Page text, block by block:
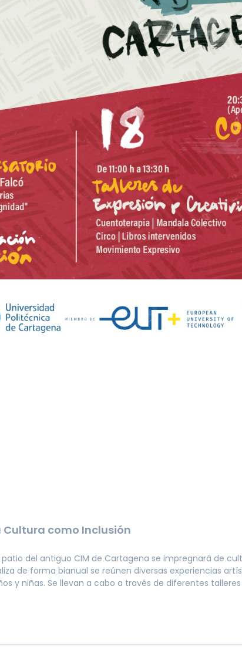
Cultura como Inclusión
patio del antiguo CIM de Cartagena se impregnará de
de forma bianual se reúnen diversas experiencias
y niñas. Se llevan a cabo a través de diferentes